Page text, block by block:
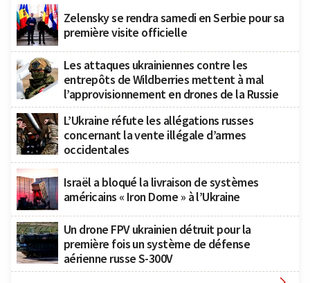
Zelensky se rendra samedi en Serbie pour sa
première visite officielle
Les attaques ukrainiennes contre les
entrepôts de Wildberries mettent à mal
l’approvisionnement en drones de la Russie
L’Ukraine réfute les allégations russes
concernant la vente illégale d’armes
occidentales
Israël a bloqué la livraison de systèmes
américains « Iron Dome » à l’Ukraine
Un drone FPV ukrainien détruit pour la
première fois un système de défense
aérienne russe S-300V